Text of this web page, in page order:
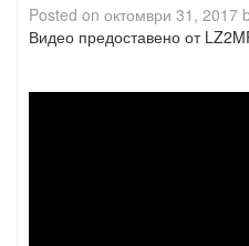
Posted on октомври 31, 2017
Видео предоставено от